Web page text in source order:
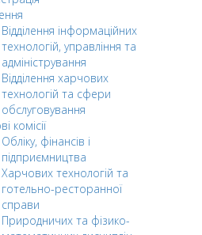
Відділення інформаційних
технологій, управління та
адміністрування
Відділення харчових
технологій та сфери
обслуговування
комісії
Обліку, фінансів і
підприємництва
Харчових технологій та
готельно-ресторанної
справи
Природничих та фізико-